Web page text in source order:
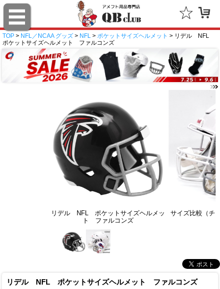
TOP > NFL／NCAA グッズ > NFL > ポケットサイズヘルメット > リデル NFL
ポケットサイズヘルメット ファルコンズ
リデル NFL ポケットサイズヘルメッ
ト ファルコンズ
サイズ比較（チ
リデル NFL ポケットサイズヘルメット ファルコンズ